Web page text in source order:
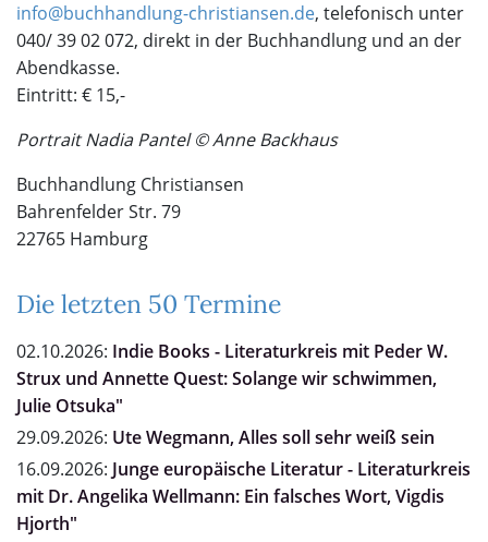
info@buchhandlung-christiansen.de, telefonisch unter
040/ 39 02 072, direkt in der Buchhandlung und an der
Abendkasse.
Eintritt: € 15,-
Portrait Nadia Pantel © Anne Backhaus
Buchhandlung Christiansen
Bahrenfelder Str. 79
22765 Hamburg
Die letzten 50 Termine
02.10.2026: Indie Books - Literaturkreis mit Peder W.
Strux und Annette Quest: Solange wir schwimmen,
Julie Otsuka"
29.09.2026: Ute Wegmann, Alles soll sehr weiß sein
16.09.2026: Junge europäische Literatur - Literaturkreis
mit Dr. Angelika Wellmann: Ein falsches Wort, Vigdis
Hjorth"